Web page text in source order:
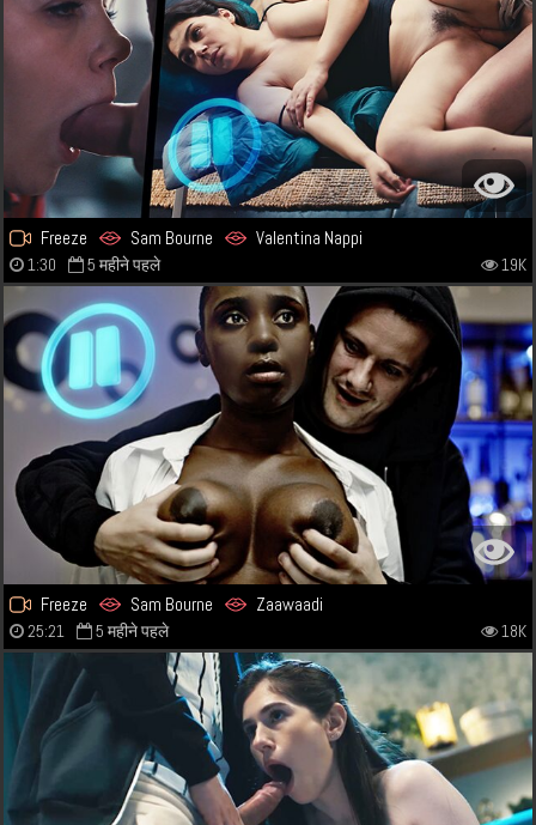
Freeze Sam Bourne Valentina Nappi
1:30 5 महीने पहले 19K
Freeze Sam Bourne Zaawaadi
25:21 5 महीने पहले 18K